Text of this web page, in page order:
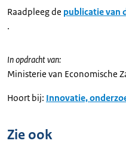
Raadpleeg de publicatie van
.
In opdracht van:
Ministerie van Economische
Hoort bij: Innovatie,
Zie ook